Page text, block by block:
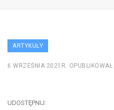
ARTYKUŁY
6 WRZEŚNIA 2021R. OPUBLIKOWAŁ
UDOSTĘPNIJ: